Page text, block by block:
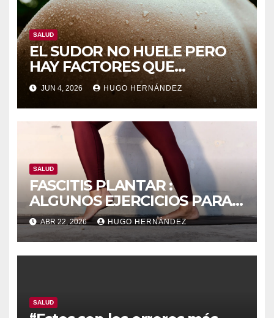
SALUD
EL SUDOR NO HUELE PERO
HAY FACTORES QUE
INFLUYEN EN EL OLOR
CORPORAL
JUN 4, 2026 HUGO HERNÁNDEZ
SALUD
FASCITIS PLANTAR :
ALGUNOS EJERCICIOS PARA
MEJORARLA
ABR 22, 2026 HUGO HERNÁNDEZ
SALUD